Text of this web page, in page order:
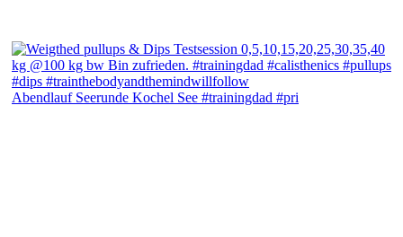
Abendlauf Seerunde Kochel See #trainingdad #pri